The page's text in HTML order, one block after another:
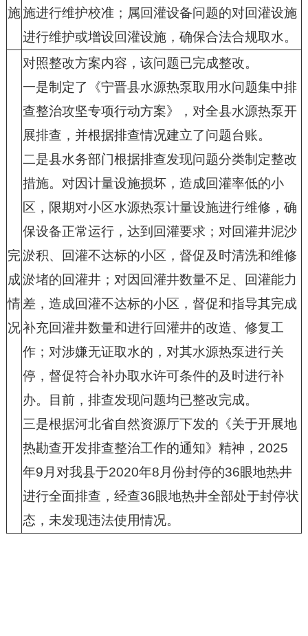
施施进行维护校准；属回灌设备问题的对回灌设施
进行维护或增设回灌设施，确保合法合规取水。
完
成
情
况
对照整改方案内容，该问题已完成整改。
一是制定了《宁晋县水源热泵取用水问题集中排
查整治攻坚专项行动方案》，对全县水源热泵开
展排查，并根据排查情况建立了问题台账。
二是县水务部门根据排查发现问题分类制定整改
措施。对因计量设施损坏，造成回灌率低的小
区，限期对小区水源热泵计量设施进行维修，确
保设备正常运行，达到回灌要求；对回灌井泥沙
淤积、回灌不达标的小区，督促及时清洗和维修
淤堵的回灌井；对因回灌井数量不足、回灌能力
差，造成回灌不达标的小区，督促和指导其完成
补充回灌井数量和进行回灌井的改造、修复工
作；对涉嫌无证取水的，对其水源热泵进行关
停，督促符合补办取水许可条件的及时进行补
办。目前，排查发现问题均已整改完成。
三是根据河北省自然资源厅下发的《关于开展地
热勘查开发排查整治工作的通知》精神， 2025
年9 月对我县于2020年8 月份封停的36眼地热井
进行全面排查，经查36眼地热井全部处于封停状
态，未发现违法使用情况。